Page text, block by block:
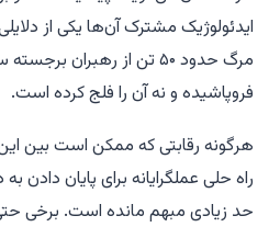
ایدئولوژیک مشترک آن‌ها یکی از
مرگ حدود ۵۰ تن از رهبران
فروپاشیده و نه آن را فلج کرده است.
هرگونه رقابتی که ممکن است بین
راه حلی عملگرایانه برای پایان دادن
حد زیادی مبهم مانده است. برخی